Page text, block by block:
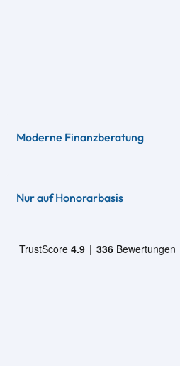
Moderne Finanzberatung
Nur auf Honorarbasis